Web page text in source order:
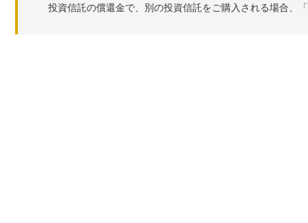
投資信託の償還金で、別の投資信託をご購入される場合、